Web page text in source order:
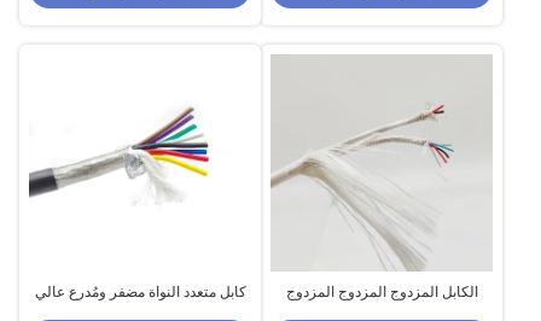
الكابل المزدوج المزدوج المزدوج
كابل متعدد النواة مضفر ومُدرع عالي